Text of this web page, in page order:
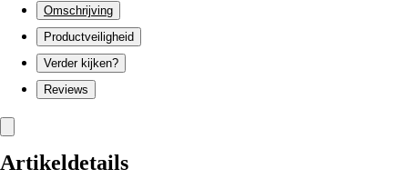
Omschrijving
Productveiligheid
Verder kijken?
Reviews
Artikeldetails